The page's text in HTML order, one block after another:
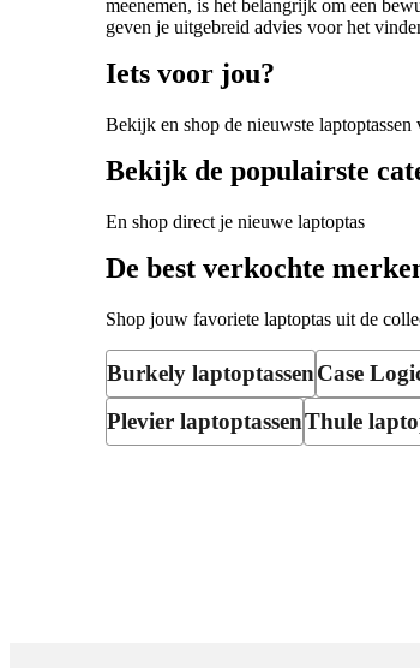
meenemen, is het belangrijk om een
geven je uitgebreid advies voor het
Iets voor jou?
Bekijk en shop de nieuwste laptoptassen
Bekijk de populairste
En shop direct je nieuwe laptoptas
De best verkochte
Shop jouw favoriete laptoptas uit de
Burkely laptoptassenCase
Plevier laptoptassenThule